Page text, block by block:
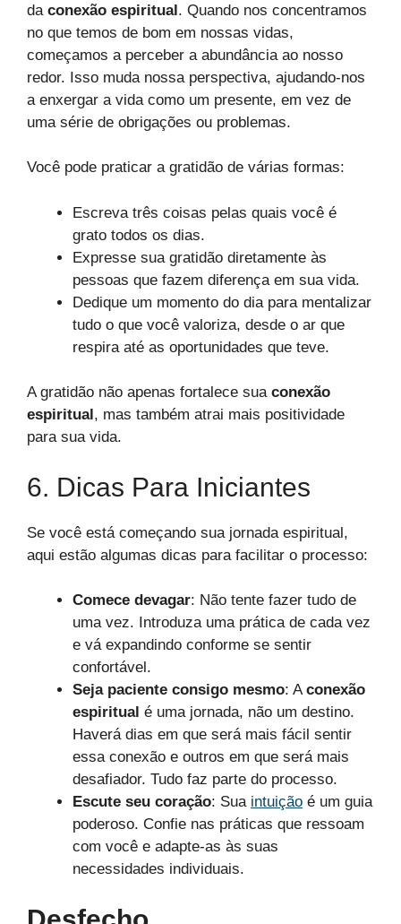
da conexão espiritual. Quando nos concentramos
no que temos de bom em nossas vidas,
começamos a perceber a abundância ao nosso
redor. Isso muda nossa perspectiva, ajudando-nos
a enxergar a vida como um presente, em vez de
uma série de obrigações ou problemas.
Você pode praticar a gratidão de várias formas:
Escreva três coisas pelas quais você é
grato todos os dias.
Expresse sua gratidão diretamente às
pessoas que fazem diferença em sua vida.
Dedique um momento do dia para mentalizar
tudo o que você valoriza, desde o ar que
respira até as oportunidades que teve.
A gratidão não apenas fortalece sua conexão
espiritual, mas também atrai mais positividade
para sua vida.
6. Dicas Para Iniciantes
Se você está começando sua jornada espiritual,
aqui estão algumas dicas para facilitar o processo:
Comece devagar: Não tente fazer tudo de
uma vez. Introduza uma prática de cada vez
e vá expandindo conforme se sentir
confortável.
Seja paciente consigo mesmo: Aconexão
espiritual é uma jornada, não um destino.
Haverá dias em que será mais fácil sentir
essa conexão e outros em que será mais
desafiador. Tudo faz parte do processo.
Escute seu coração: Sua intuição é um guia
poderoso. Confie nas práticas que ressoam
com você e adapte-as às suas
necessidades individuais.